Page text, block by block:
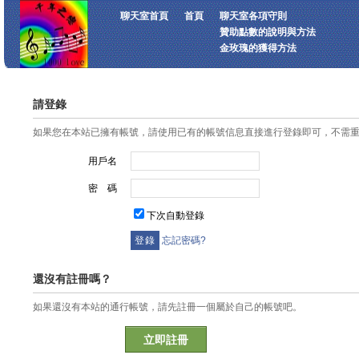
聊天室首頁 首頁
聊天室各項守則
贊助點數的說明與方法
金玫瑰的獲得方法
請登錄
如果您在本站已擁有帳號，請使用已有的帳號信息直接進行登錄即可，不需
用戶名
密 碼
下次自動登錄
忘記密碼?
還沒有註冊嗎？
如果還沒有本站的通行帳號，請先註冊一個屬於自己的帳號吧。
立即註冊